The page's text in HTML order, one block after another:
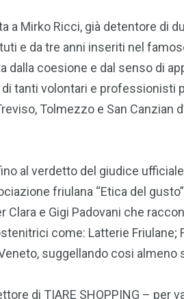
Mirko Ricci, già detentore di
e da tre anni inseriti nel
coesione e dal senso di
tanti volontari e
Tolmezzo e San Canzian
al verdetto del giudice
friulana “Etica del
e Gigi Padovani che
come: Latterie Friulane;
suggellando cosi almeno
di TIARE SHOPPING – per